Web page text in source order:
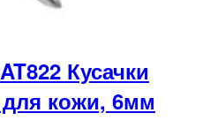
Кусачки
кожи, 6мм